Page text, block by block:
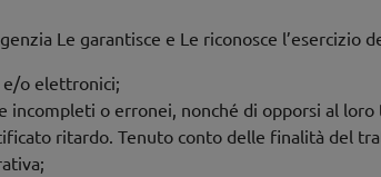
Le garantisce e Le riconosce l’esercizio
e/o elettronici;
o erronei, nonché di opporsi al
ritardo. Tenuto conto delle finalità del